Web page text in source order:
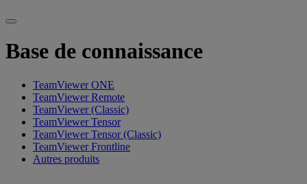
Base de connaissance
TeamViewer ONE
TeamViewer Remote
TeamViewer (Classic)
TeamViewer Tensor
TeamViewer Tensor (Classic)
TeamViewer Frontline
Autres produits